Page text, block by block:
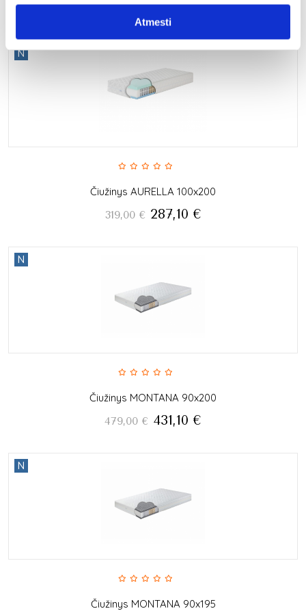
Atmesti
319,00 € 287,10 €
N
Čiužinys AURELLA 100x200
319,00 € 287,10 €
N
Čiužinys MONTANA 90x200
479,00 € 431,10 €
N
Čiužinys MONTANA 90x195